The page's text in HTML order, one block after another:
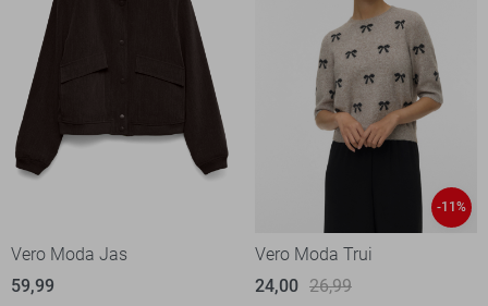
Vero Moda Jas
59,99
-11%
Vero Moda Trui
24,00 26,99